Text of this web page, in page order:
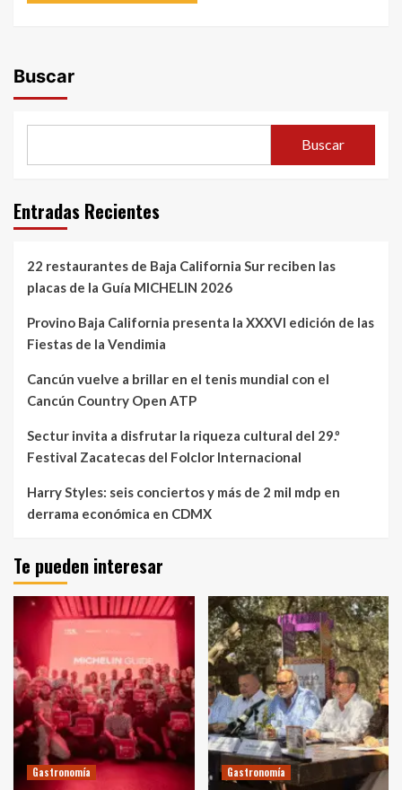
Buscar
Buscar
Entradas Recientes
22 restaurantes de Baja California Sur reciben las
placas de la Guía MICHELIN 2026
Provino Baja California presenta la XXXVI edición de las
Fiestas de la Vendimia
Cancún vuelve a brillar en el tenis mundial con el
Cancún Country Open ATP
Sectur invita a disfrutar la riqueza cultural del 29.º
Festival Zacatecas del Folclor Internacional
Harry Styles: seis conciertos y más de 2 mil mdp en
derrama económica en CDMX
Te pueden interesar
Gastronomía Gastronomía